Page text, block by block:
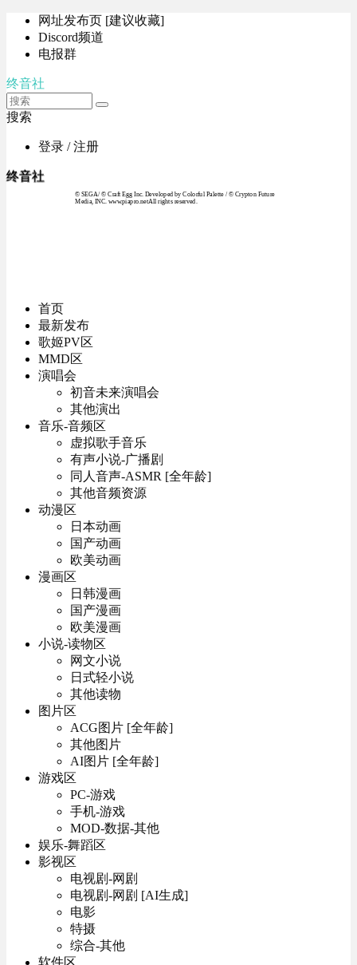
网址发布页 [建议收藏]
Discord频道
电报群
终音社
搜索
登录 / 注册
终音社
© SEGA / © Craft Egg Inc. Developed by Colorful Palette / © Crypton Future
Media, INC. www.piapro.netAll rights reserved.
首页
最新发布
歌姬PV区
MMD区
演唱会
初音未来演唱会
其他演出
音乐-音频区
虚拟歌手音乐
有声小说-广播剧
同人音声-ASMR [全年龄]
其他音频资源
动漫区
日本动画
国产动画
欧美动画
漫画区
日韩漫画
国产漫画
欧美漫画
小说-读物区
网文小说
日式轻小说
其他读物
图片区
ACG图片 [全年龄]
其他图片
AI图片 [全年龄]
游戏区
PC-游戏
手机-游戏
MOD-数据-其他
娱乐-舞蹈区
影视区
电视剧-网剧
电视剧-网剧 [AI生成]
电影
特摄
综合-其他
软件区